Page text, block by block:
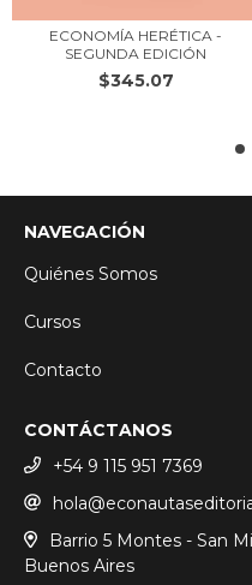
ECONOMÍA HERÉTICA -
SEGUNDA EDICIÓN
$345.07
NAVEGACIÓN
Quiénes Somos
Cursos
Contacto
CONTÁCTANOS
+54 9 115 951 7369
Barrio 5 Montes - San
Buenos Aires